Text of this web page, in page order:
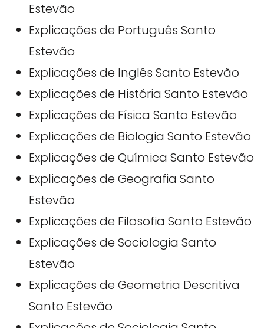
Estevão
Explicações de Português Santo
Estevão
Explicações de Inglês Santo Estevão
Explicações de História Santo Estevão
Explicações de Física Santo Estevão
Explicações de Biologia Santo Estevão
Explicações de Química Santo Estevão
Explicações de Geografia Santo
Estevão
Explicações de Filosofia Santo Estevão
Explicações de Sociologia Santo
Estevão
Explicações de Geometria Descritiva
Santo Estevão